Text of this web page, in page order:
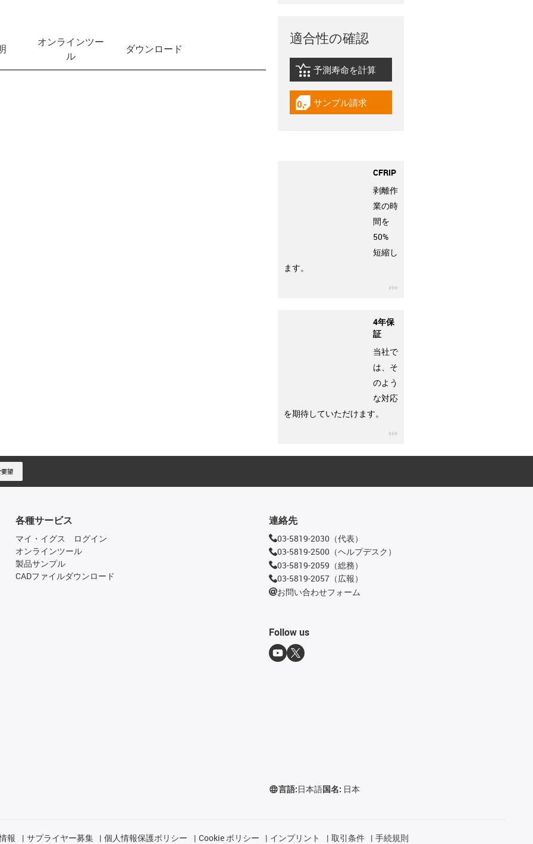
オンラインツー
ル
ダウンロード
適合性の確認
igus-icon-lebensdauerrechner
予測寿命を計算
igus-icon-gratismuster
サンプル請求
CFRIP
剥離作
業の時
間を
50%
短縮し
ます。
4年保
証
当社で
は、そ
のよう
な対応
を期待していただけます。
望
各種サービス
マイ・イグス ログイン
オンラインツール
製品サンプル
CADファイルダウンロード
連絡先
03-5819-2030（代表）
03-5819-2500（ヘルプデスク）
03-5819-2059（総務）
03-5819-2057（広報）
お問い合わせフォーム
Follow us
言語:日本語国名: 日本
報 サプライヤー募集 個人情報保護ポリシー Cookie ポリシー インプリント 取引条件 手続規則